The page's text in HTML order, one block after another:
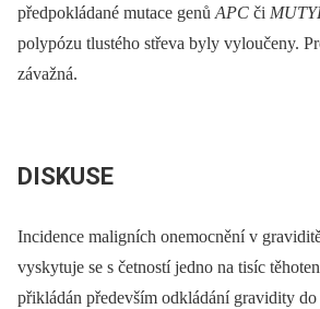
předpokládané mutace genů APC či
polypózu tlustého střeva byly vyloučeny.
závažná.
DISKUSE
Incidence maligních onemocnění v
vyskytuje se s četností jedno na tisíc
přikládán především odkládání gravidity